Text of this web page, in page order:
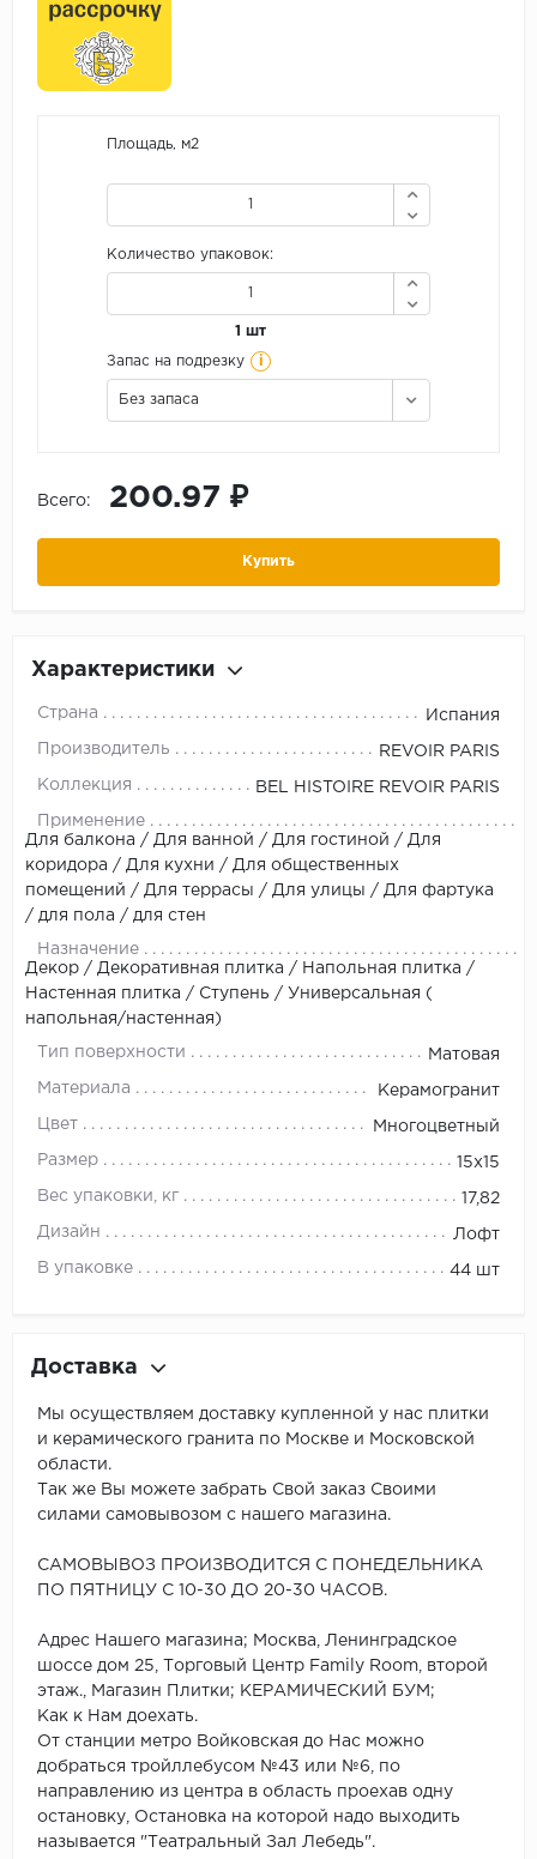
Площадь, м2
Количество упаковок:
1 шт
Запас на подрезку i
Без запаса
Всего: 200.97 ₽
Купить
Характеристики
Страна Испания
Производитель REVOIR PARIS
Коллекция BEL HISTOIRE REVOIR PARIS
Применение
Для балкона / Для ванной / Для гостиной / Для
коридора / Для кухни / Для общественных
помещений / Для террасы / Для улицы / Для фартука
/ для пола / для стен
Назначение
Декор / Декоративная плитка / Напольная плитка /
Настенная плитка / Ступень / Универсальная (
напольная/настенная)
Тип поверхности Матовая
Материала Керамогранит
Цвет Многоцветный
Размер 15x15
Вес упаковки, кг 17,82
Дизайн Лофт
В упаковке 44 шт
Доставка
Мы осуществляем доставку купленной у нас плитки
и керамического гранита по Москве и Московской
области.
Так же Вы можете забрать Свой заказ Своими
силами самовывозом с нашего магазина.
САМОВЫВОЗ ПРОИЗВОДИТСЯ С ПОНЕДЕЛЬНИКА
ПО ПЯТНИЦУ С 10-30 ДО 20-30 ЧАСОВ.
Адрес Нашего магазина; Москва, Ленинградское
шоссе дом 25, Торговый Центр Family Room, второй
этаж., Магазин Плитки; КЕРАМИЧЕСКИЙ БУМ;
Как к Нам доехать.
От станции метро Войковская до Нас можно
добраться тройллебусом №43 или №6, по
направлению из центра в область проехав одну
остановку, Остановка на которой надо выходить
называется "Театральный Зал Лебедь".